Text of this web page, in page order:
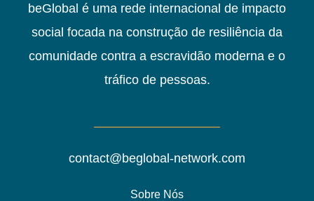
beGlobal é uma rede internacional de impacto
social focada na construção de resiliência da
comunidade contra a escravidão moderna e o
tráfico de pessoas.
contact@beglobal-network.com
Sobre Nós